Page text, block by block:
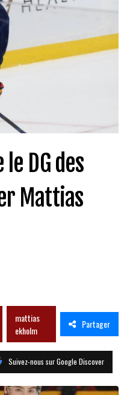
DG des
Mattias
mattias
ekholm
Partager
Suivez-nous sur Google Discover